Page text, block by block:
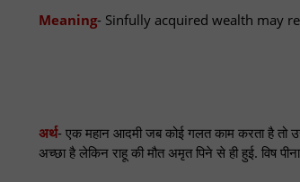
Meaning- Sinfully acquired wealth may
अर्थ- एक महान आदमी जब कोई गलत काम करता है तो
अच्छा है लेकिन राहू की मौत अमृत पिने से ही हुई. विष